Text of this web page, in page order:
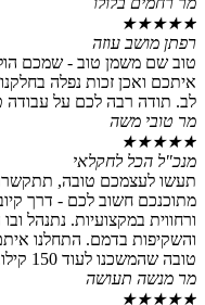
★
★
★
★
★
רפתן מושב עוזה
טוב שם משמן טוב - שמכם
איתכם ואכן זכות נפלה
לב. תודה רבה לכם על עבודה
מר טובי משה
★
★
★
★
★
מנכ"ל הכל לחקלאי
תעשו לעצמכם טובה, תתקשרו
מתוכנכם חשוב לכם - דרך
ורחווית במקצועיות. נתנהל
טובה שהמשכנו לעוד 150 קילו. תענוג אמיתי.
מר מנשה תעושה
★
★
★
★
★